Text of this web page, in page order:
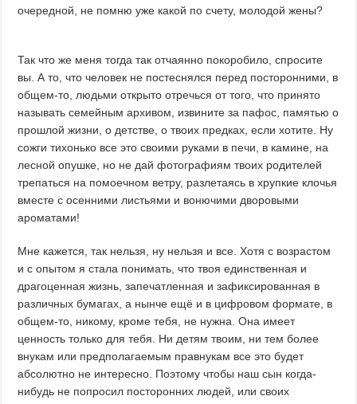
очередной, не помню уже какой по счету, молодой жены?
Так что же меня тогда так отчаянно покоробило, спросите
вы. А то, что человек не постеснялся перед посторонними, в
общем-то, людьми открыто отречься от того, что принято
называть семейным архивом, извините за пафос, памятью о
прошлой жизни, о детстве, о твоих предках, если хотите. Ну
сожги тихонько все это своими руками в печи, в камине, на
лесной опушке, но не дай фотографиям твоих родителей
трепаться на помоечном ветру, разлетаясь в хрупкие клочья
вместе с осенними листьями и вонючими дворовыми
ароматами!
Мне кажется, так нельзя, ну нельзя и все. Хотя с возрастом
и с опытом я стала понимать, что твоя единственная и
драгоценная жизнь, запечатленная и зафиксированная в
различных бумагах, а нынче ещё и в цифровом формате, в
общем-то, никому, кроме тебя, не нужна. Она имеет
ценность только для тебя. Ни детям твоим, ни тем более
внукам или предполагаемым правнукам все это будет
абсолютно не интересно. Поэтому чтобы наш сын когда-
нибудь не попросил посторонних людей, или своих